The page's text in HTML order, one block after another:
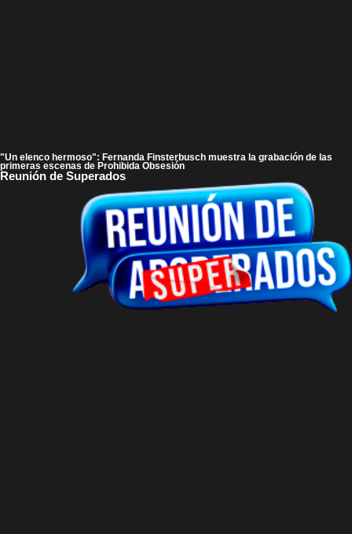
"Un elenco hermoso": Fernanda Finsterbusch muestra la grabación de las
primeras escenas de Prohibida Obsesión
Reunión de Superados